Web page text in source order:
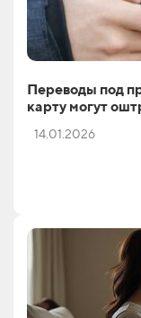
Переводы под
карту могут
14.01.2026